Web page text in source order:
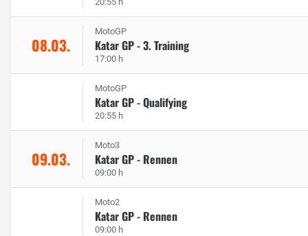
08.03.
MotoGP
Katar GP - 3. Training
17:00 h
MotoGP
Katar GP - Qualifying
20:55 h
09.03.
Moto3
Katar GP - Rennen
09:00 h
Moto2
Katar GP - Rennen
09:00 h